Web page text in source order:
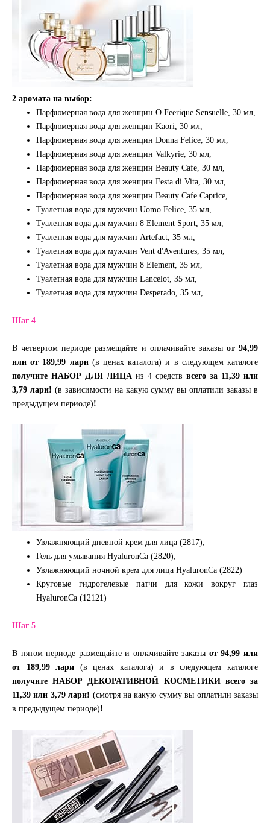
2 аромата на выбор:
Парфюмерная вода для женщин O Feerique Sensuelle, 30 мл,
Парфюмерная вода для женщин Kaori, 30 мл,
Парфюмерная вода для женщин Donna Felice, 30 мл,
Парфюмерная вода для женщин Valkyrie, 30 мл,
Парфюмерная вода для женщин Beauty Cafe, 30 мл,
Парфюмерная вода для женщин Festa di Vita, 30 мл,
Парфюмерная вода для женщин Beauty Cafe Caprice,
Туалетная вода для мужчин Uomo Felice, 35 мл,
Туалетная вода для мужчин 8 Element Sport, 35 мл,
Туалетная вода для мужчин Artefact, 35 мл,
Туалетная вода для мужчин Vent d'Aventures, 35 мл,
Туалетная вода для мужчин 8 Element, 35 мл,
Туалетная вода для мужчин Lancelot, 35 мл,
Туалетная вода для мужчин Desperado, 35 мл,
Шаг 4
В четвертом периоде размещайте и оплачивайте заказы от 94,99
или от 189,99 лари (в ценах каталога) и в следующем каталоге
получите НАБОР ДЛЯ ЛИЦА из 4 средств всего за 11,39 или
3,79 лари! (в зависимости на какую сумму вы оплатили заказы в
предыдущем периоде)!
Увлажняющий дневной крем для лица (2817);
Гель для умывания HyaluronCa (2820);
Увлажняющий ночной крем для лица HyaluronCa (2822)
Круговые гидрогелевые патчи для кожи вокруг глаз
HyaluronCa (12121)
Шаг 5
В пятом периоде размещайте и оплачивайте заказы от 94,99 или
от 189,99 лари (в ценах каталога) и в следующем каталоге
получите НАБОР ДЕКОРАТИВНОЙ КОСМЕТИКИ всего за
11,39 или 3,79 лари! (смотря на какую сумму вы оплатили заказы
в предыдущем периоде)!